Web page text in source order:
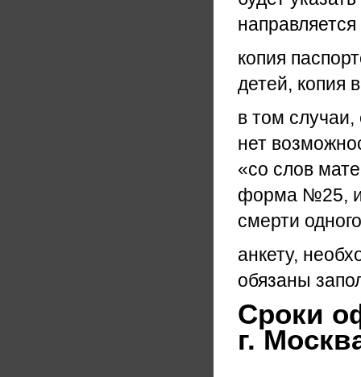
копия
детей, копия
в том
нет
«со слов
форма №25,
смерти
анкету,
обязаны
Сроки
г.